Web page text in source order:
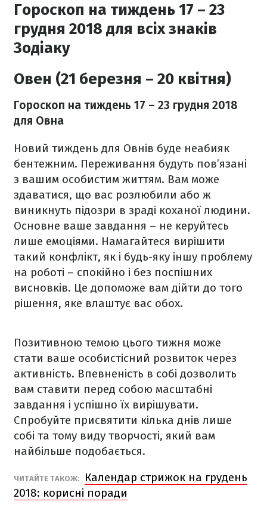
Гороскоп на тиждень 17 – 23
грудня 2018 для всіх знаків
Зодіаку
Овен (21 березня – 20 квітня)
Гороскоп на тиждень 17 – 23 грудня 2018
для Овна
Новий тиждень для Овнів буде неабияк
бентежним. Переживання будуть пов’язані
з вашим особистим життям. Вам може
здаватися, що вас розлюбили або ж
виникнуть підозри в зраді коханої людини.
Основне ваше завдання – не керуйтесь
лише емоціями. Намагайтеся вирішити
такий конфлікт, як і будь-яку іншу проблему
на роботі – спокійно і без поспішних
висновків. Це допоможе вам дійти до того
рішення, яке влаштує вас обох.
Позитивною темою цього тижня може
стати ваше особистісний розвиток через
активність. Впевненість в собі дозволить
вам ставити перед собою масштабні
завдання і успішно їх вирішувати.
Спробуйте присвятити кілька днів лише
собі та тому виду творчості, який вам
найбільше подобається.
ЧИТАЙТЕ ТАКОЖ:
Календар стрижок на грудень
2018: корисні поради